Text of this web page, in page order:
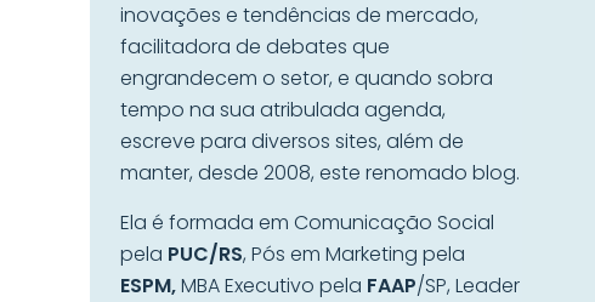
inovações e tendências de mercado,
facilitadora de debates que
engrandecem o setor, e quando sobra
tempo na sua atribulada agenda,
escreve para diversos sites, além de
manter, desde 2008, este renomado blog.
Ela é formada em Comunicação Social
pela PUC/RS, Pós em Marketing pela
ESPM,MBA Executivo pela FAAP/SP, Leader